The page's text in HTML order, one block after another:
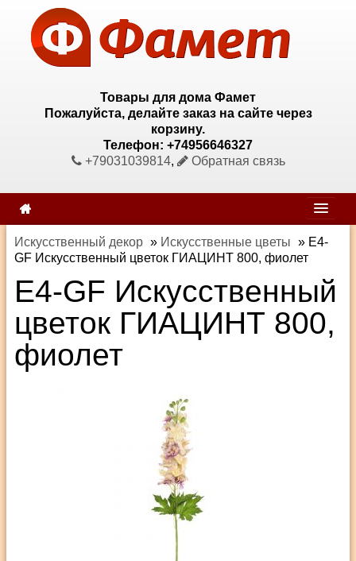
Товары для дома Фамет
Пожалуйста, делайте заказ на сайте через
корзину.
Телефон: +74956646327
+79031039814, Обратная связь
Искусственный декор » Искусственные цветы » E4-
GF Искусственный цветок ГИАЦИНТ 800, фиолет
E4-GF Искусственный
цветок ГИАЦИНТ 800,
фиолет